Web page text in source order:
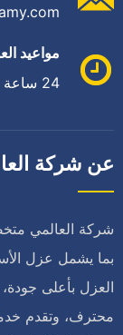
مواعيد
24 ساعة طوال أيام الأسبوع
عن شركة
شركة العالمي
بما يشمل عزل
العزل بأعلى
محترف، وتقدم